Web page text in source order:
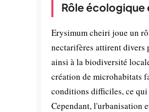
Rôle
Erysimum cheiri joue un
nectarifères attirent divers
ainsi à la biodiversité
création de microhabitats
conditions difficiles, ce qui
Cependant, l'urbanisation